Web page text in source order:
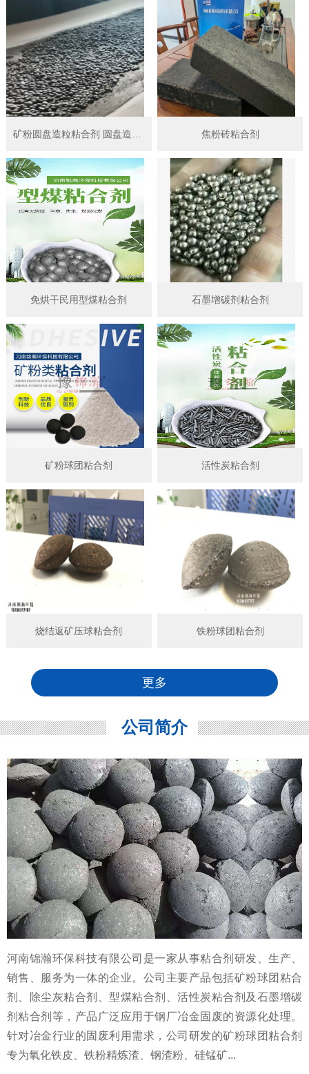
焦粉砖粘合剂
免烘干民用型煤粘合剂 石墨增碳剂粘合剂
矿粉球团粘合剂 活性炭粘合剂
烧结返矿压球粘合剂 铁粉球团粘合剂
更多
公司简介
河南锦瀚环保科技有限公司是一家从事粘合剂研发、生产、
销售、服务为一体的企业。公司主要产品包括矿粉球团粘合
剂、除尘灰粘合剂、型煤粘合剂、活性炭粘合剂及石墨增碳
剂粘合剂等，产品广泛应用于钢厂冶金固废的资源化处理。
针对冶金行业的固废利用需求，公司研发的矿粉球团粘合剂
专为氧化铁皮、铁粉精炼渣、钢渣粉、硅锰矿...